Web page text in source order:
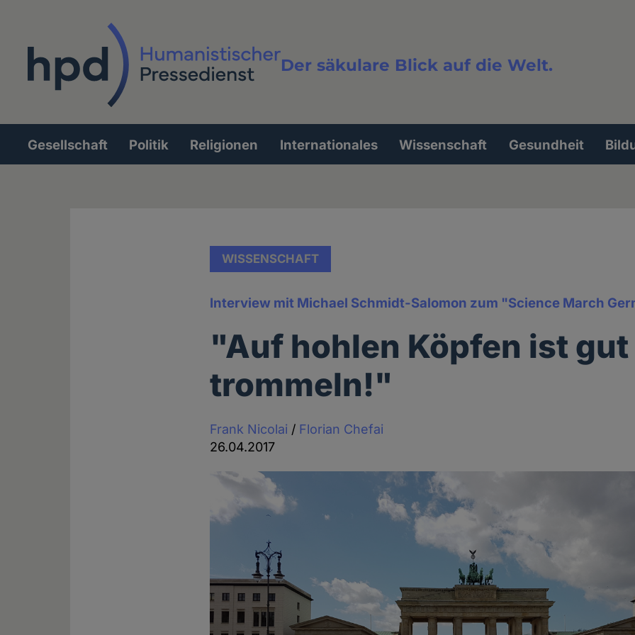
Der säkulare Blick auf die Welt.
Volltextsuche
Hauptnavigation
Gesellschaft Politik Religionen Internationales Wissenschaft Gesundheit
WISSENSCHAFT
Interview mit Michael Schmidt-Salomon zum "Science March
"Auf hohlen Köpfen ist gut
trommeln!"
Frank Nicolai / Florian Chefai
26.04.2017